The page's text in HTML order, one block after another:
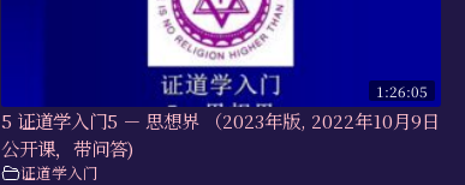
1:26:05
5 证道学入门5 － 思想界 （2023年版, 2022年10月9日
公开课，带问答)
证道学入门